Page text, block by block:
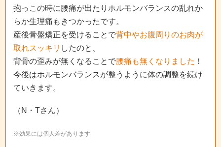
抱っこの時に腰痛が出たりホルモンバランスの乱れか
らか生理痛もきつかったです。
産後骨盤矯正を受けることで背中やお腹周りのお肉が
取れスッキリ したのと、
背骨の歪みが無くなることで腰痛も無くなりました ！
今後はホルモンバランスが整うように体の調整を続け
ていきます。
（N・Tさん）
※効果には個人差があります